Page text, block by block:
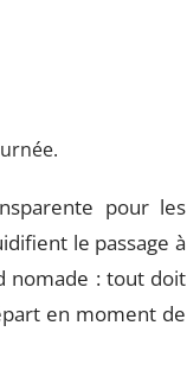
pour les
le passage à
nomade : tout doit
en moment de